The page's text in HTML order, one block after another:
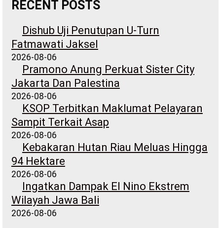
RECENT POSTS
Dishub Uji Penutupan U-Turn
Fatmawati Jaksel
2026-08-06
Pramono Anung Perkuat Sister City
Jakarta Dan Palestina
2026-08-06
KSOP Terbitkan Maklumat Pelayaran
Sampit Terkait Asap
2026-08-06
Kebakaran Hutan Riau Meluas Hingga
94 Hektare
2026-08-06
Ingatkan Dampak El Nino Ekstrem
Wilayah Jawa Bali
2026-08-06